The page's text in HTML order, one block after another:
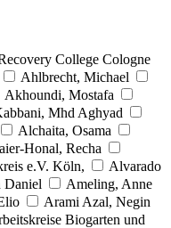
College Cologne
Ahlbrecht, Michael
Akhoundi, Mostafa
Mhd Aghyad
Alchaita, Osama
Honal, Recha
e.V. Köln,
Alvarado
Daniel
Ameling, Anne
Arami Azal, Negin
Biogarten und